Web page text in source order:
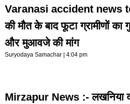
Varanasi accident news
की मौत के बाद फूटा ग्रामीणों
और मुआवजे की मांग
Suryodaya Samachar 4:04 pm
Mirzapur News :- लखनिया